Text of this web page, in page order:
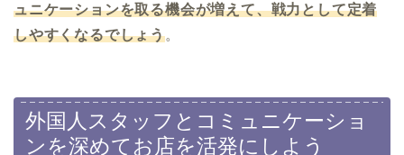
ュニケーションを取る機会が増えて、戦力として定着
しやすくなるでしょう。
外国人スタッフとコミュニケーショ
ンを深めてお店を活発にしよう